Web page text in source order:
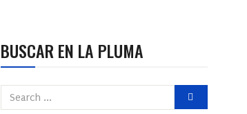
BUSCAR EN LA PLUMA